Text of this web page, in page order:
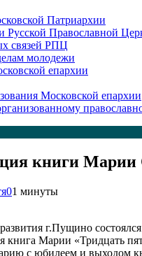
Патриархии
Русской Православной
связей РПЦ
молодежи
епархии
Московской епархии
книги Марии
01 минуты
г.Пущино
книга Марии «Тридцать
с юбилеем и выходом